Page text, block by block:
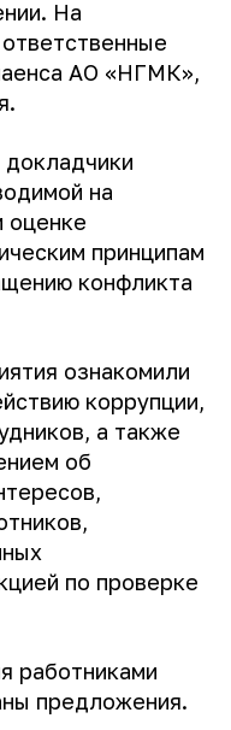
На
АО «НГМК»,
на
оценке
принципам
конфликта
ознакомили
коррупции,
а также
об
по проверке
работниками
предложения.